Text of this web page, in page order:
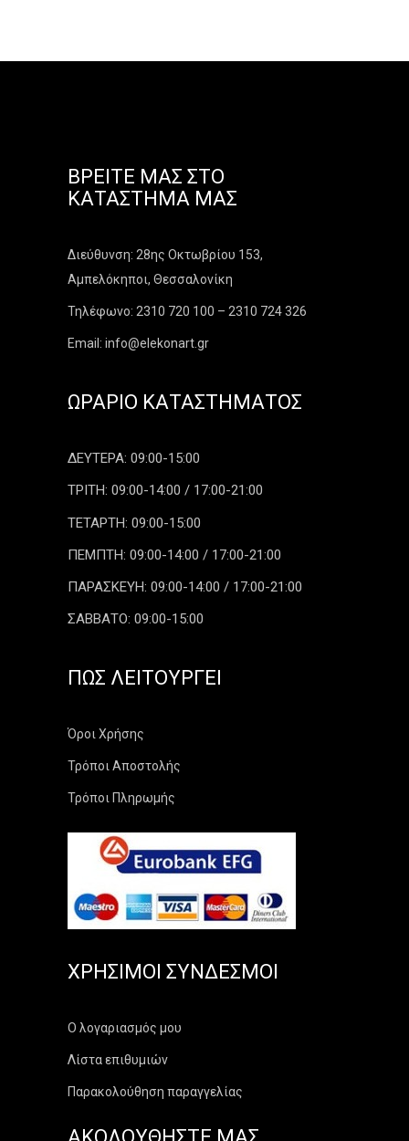
ΒΡΕΊΤΕ ΜΑΣ ΣΤΟ
ΚΑΤΆΣΤΗΜΑ ΜΑΣ
Διεύθυνση: 28ης Οκτωβρίου 153,
Αμπελόκηποι, Θεσσαλονίκη
Τηλέφωνο: 2310 720 100 – 2310 724 326
Email: info@elekonart.gr
ΩΡΆΡΙΟ ΚΑΤΑΣΤΉΜΑΤΟΣ
ΔΕΥΤΕΡΑ: 09:00-15:00
ΤΡΙΤΗ: 09:00-14:00 / 17:00-21:00
ΤΕΤΑΡΤΗ: 09:00-15:00
ΠΕΜΠΤΗ: 09:00-14:00 / 17:00-21:00
ΠΑΡΑΣΚΕΥΗ: 09:00-14:00 / 17:00-21:00
ΣΑΒΒΑΤΟ: 09:00-15:00
ΠΏΣ ΛΕΙΤΟΥΡΓΕΊ
Όροι Χρήσης
Τρόποι Αποστολής
Τρόποι Πληρωμής
ΧΡΉΣΙΜΟΙ ΣΎΝΔΕΣΜΟΙ
Ο λογαριασμός μου
Λίστα επιθυμιών
Παρακολούθηση παραγγελίας